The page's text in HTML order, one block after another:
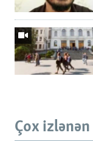
Çox izlənən